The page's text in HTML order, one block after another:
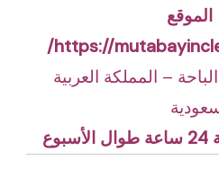
الموقع
https://
– المملكة العربية